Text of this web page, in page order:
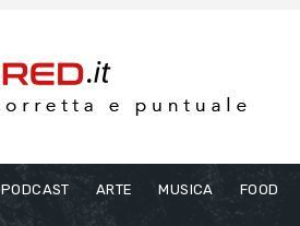
PODCAST ARTE MUSICA FOOD